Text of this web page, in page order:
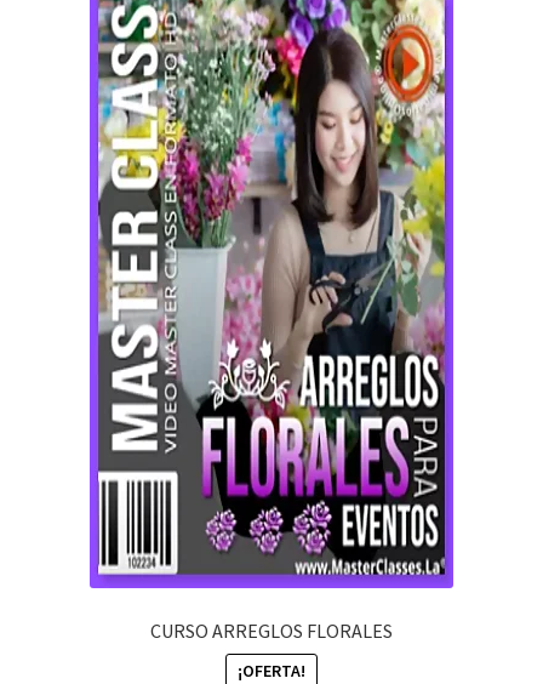
CURSO ARREGLOS FLORALES
¡OFERTA!